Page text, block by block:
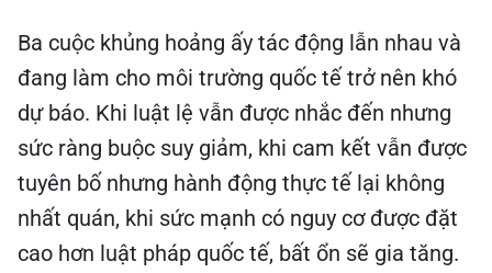
Ba cuộc khủng hoảng ấy tác động lẫn nhau và
đang làm cho môi trường quốc tế trở nên khó
dự báo. Khi luật lệ vẫn được nhắc đến nhưng
sức ràng buộc suy giảm, khi cam kết vẫn được
tuyên bố nhưng hành động thực tế lại không
nhất quán, khi sức mạnh có nguy cơ được đặt
cao hơn luật pháp quốc tế, bất ổn sẽ gia tăng.